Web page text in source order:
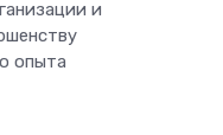
и
опыта